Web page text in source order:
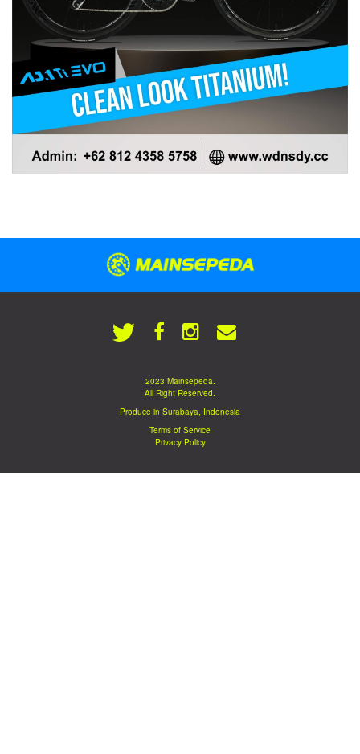
2023 Mainsepeda.
All Right Reserved.
Produce in Surabaya, Indonesia
Terms of Service
Privacy Policy